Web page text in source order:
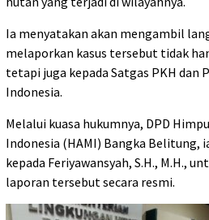
Ia menyatakan akan mengambil
melaporkan kasus tersebut tidak
tetapi juga kepada Satgas PKH dan
Indonesia.
Melalui kuasa hukumnya, DPD
Indonesia (HAMI) Bangka Belitung,
kepada Feriyawansyah, S.H., M.H.,
laporan tersebut secara resmi.